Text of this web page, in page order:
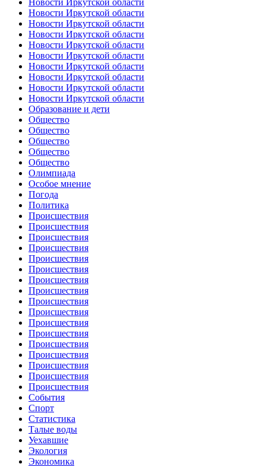
Новости Иркутской области
Новости Иркутской области
Новости Иркутской области
Новости Иркутской области
Новости Иркутской области
Новости Иркутской области
Новости Иркутской области
Новости Иркутской области
Новости Иркутской области
Образование и дети
Общество
Общество
Общество
Общество
Общество
Олимпиада
Особое мнение
Погода
Политика
Происшествия
Происшествия
Происшествия
Происшествия
Происшествия
Происшествия
Происшествия
Происшествия
Происшествия
Происшествия
Происшествия
Происшествия
Происшествия
Происшествия
Происшествия
Происшествия
Происшествия
События
Спорт
Статистика
Талые воды
Уехавшие
Экология
Экономика